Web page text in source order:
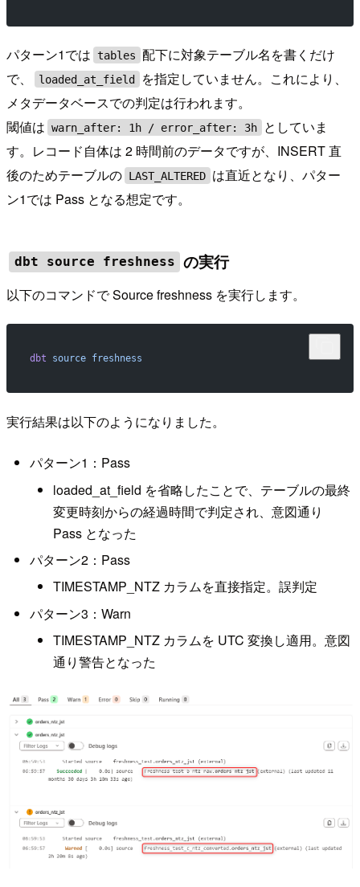
パターン1では tables 配下に対象テーブル名を書くだけ
で、
loaded_at_field
を指定していません。これにより、
メタデータベースでの判定は行われます。
閾値は warn_after: 1h / error_after: 3h
としていま
す。レコード自体は 2 時間前のデータですが、INSERT 直
後のためテーブルの LAST_ALTERED は直近となり、パター
ン1では Pass となる想定です。
dbt source freshness の実行
以下のコマンドで Source freshness を実行します。
dbt source freshness
実行結果は以下のようになりました。
パターン1：Pass
loaded_at_field を省略したことで、テーブルの最終
変更時刻からの経過時間で判定され、意図通り
Pass となった
パターン2：Pass
TIMESTAMP_NTZ カラムを直接指定。誤判定
パターン3：Warn
TIMESTAMP_NTZ カラムを UTC 変換し適用。意図
通り警告となった